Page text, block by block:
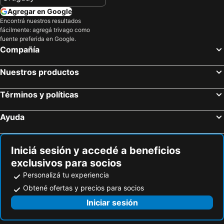
Pipa Privilege Ocean Oficial
Pipa Park
Palawan Pousada & Bistrô
Pousada Aquarela Pipa
Agregar en Google
Encontrá nuestros resultados
fácilmente: agregá trivago como
fuente preferida en Google.
Compañía
Nuestros productos
Términos y políticas
Ayuda
Iniciá sesión y accedé a beneficios
exclusivos para socios
Personalizá tu experiencia
Obtené ofertas y precios para socios
Iniciar sesión